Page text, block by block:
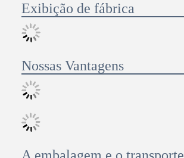
Exibição de fábrica
Nossas Vantagens